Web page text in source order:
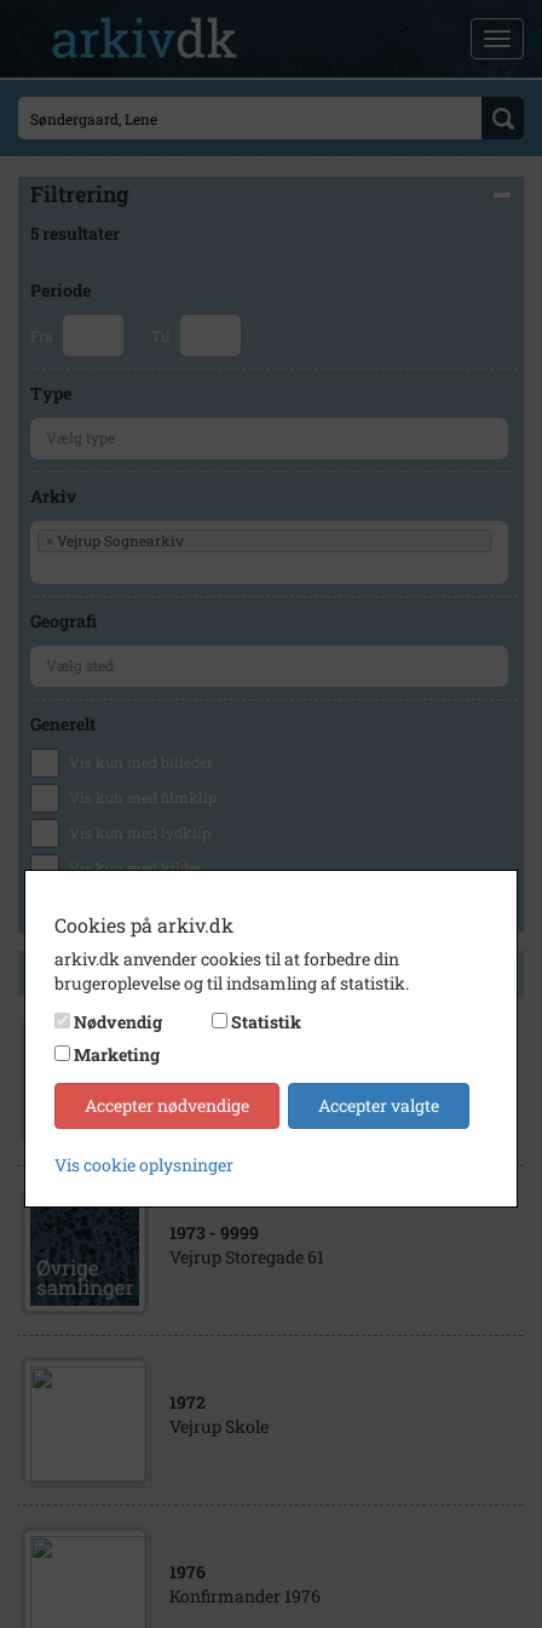
Filtrering
5 resultater
Periode
Fra Til
Type
Arkiv
× Vejrup Sognearkiv
Geografi
Generelt
Vis kun med billeder
Vis kun med filmklip
Vis kun med lydklip
Vis kun med kilder
Side 1 af 1
Dyrlægeparken 15
1973 - 9999
Vejrup Storegade 61
1972
Vejrup Skole
1976
Konfirmander 1976
Cookies på arkiv.dk
arkiv.dk anvender cookies til at forbedre din
brugeroplevelse og til indsamling af statistik.
Nødvendig
Statistik
Marketing
Accepter nødvendige Accepter valgte
Vis cookie oplysninger